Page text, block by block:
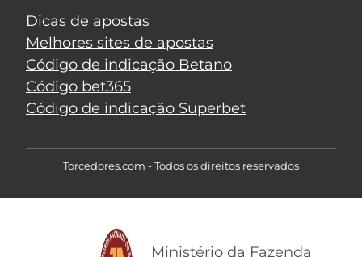
Dicas de apostas
Melhores sites de apostas
Código de indicação Betano
Código bet365
Código de indicação Superbet
Torcedores.com - Todos os direitos reservados
Ministério da Fazenda